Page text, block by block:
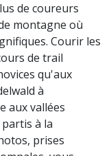
de coureurs
montagne où
Courir les
de trail
qu'aux
à
aux vallées
à la
prises